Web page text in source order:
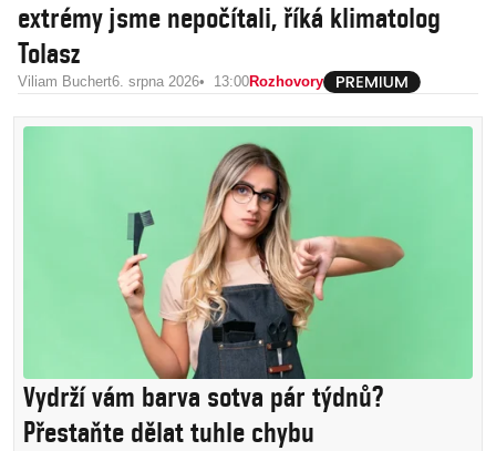
extrémy jsme nepočítali, říká klimatolog
Tolasz
Viliam Buchert6. srpna 2026 13:00Rozhovory
Vydrží vám barva sotva pár týdnů?
Přestaňte dělat tuhle chybu